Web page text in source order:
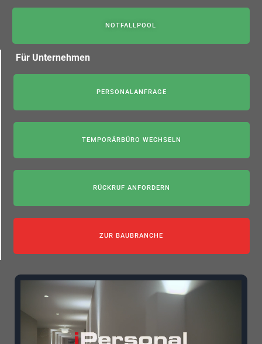
NOTFALLPOOL
Für Unternehmen
PERSONALANFRAGE
TEMPORÄRBÜRO WECHSELN
RÜCKRUF ANFORDERN
ZUR BAUBRANCHE